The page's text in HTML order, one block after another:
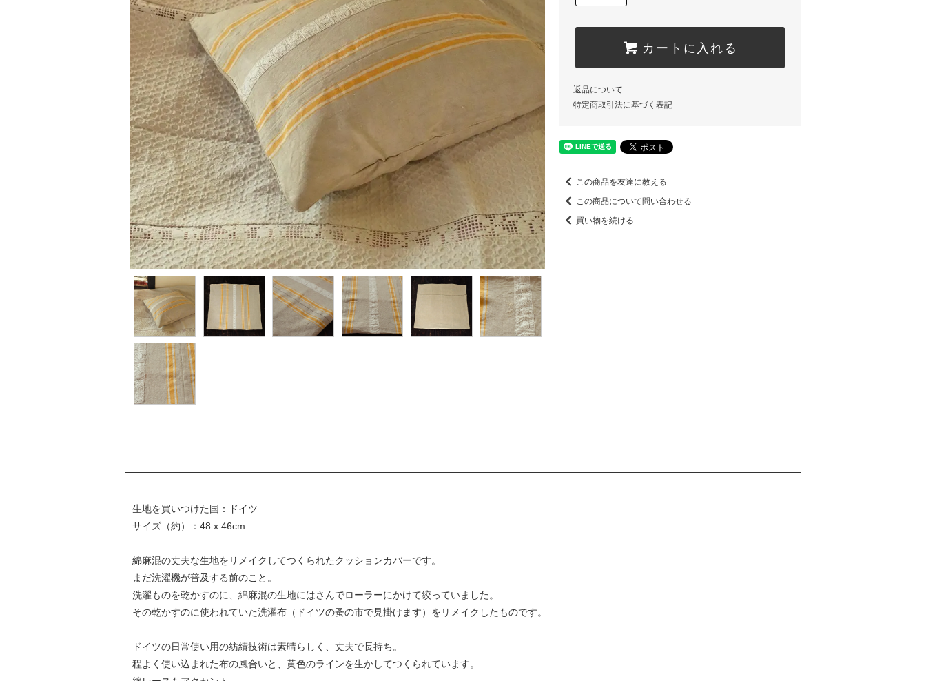
カートに入れる
返品について
特定商取引法に基づく表記
この商品を友達に教える
この商品について問い合わせる
買い物を続ける
生地を買いつけた国：ドイツ
サイズ（約）：48 x 46cm
綿麻混の丈夫な生地をリメイクしてつくられたクッションカバーです。
まだ洗濯機が普及する前のこと。
洗濯ものを乾かすのに、綿麻混の生地にはさんでローラーにかけて絞っていました。
その乾かすのに使われていた洗濯布（ドイツの蚤の市で見掛けます）をリメイクしたものです。
ドイツの日常使い用の紡績技術は素晴らしく、丈夫で長持ち。
程よく使い込まれた布の風合いと、黄色のラインを生かしてつくられています。